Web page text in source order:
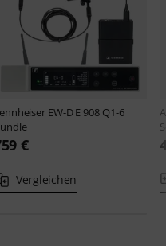
EW-D E 908 Q1-6
€
Vergleichen